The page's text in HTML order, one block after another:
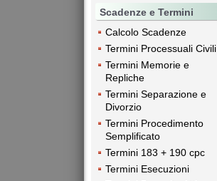
Scadenze e Termini
Calcolo Scadenze
Termini Processuali Civili
Termini Memorie e
Repliche
Termini Separazione e
Divorzio
Termini Procedimento
Semplificato
Termini 183 + 190 cpc
Termini Esecuzioni